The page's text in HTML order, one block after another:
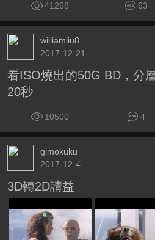
41268 63
williamliu8
2017-12-21
看ISO燒出的50G BD，分
20秒
10500 4
gimokuku
2017-12-4
3D轉2D請益